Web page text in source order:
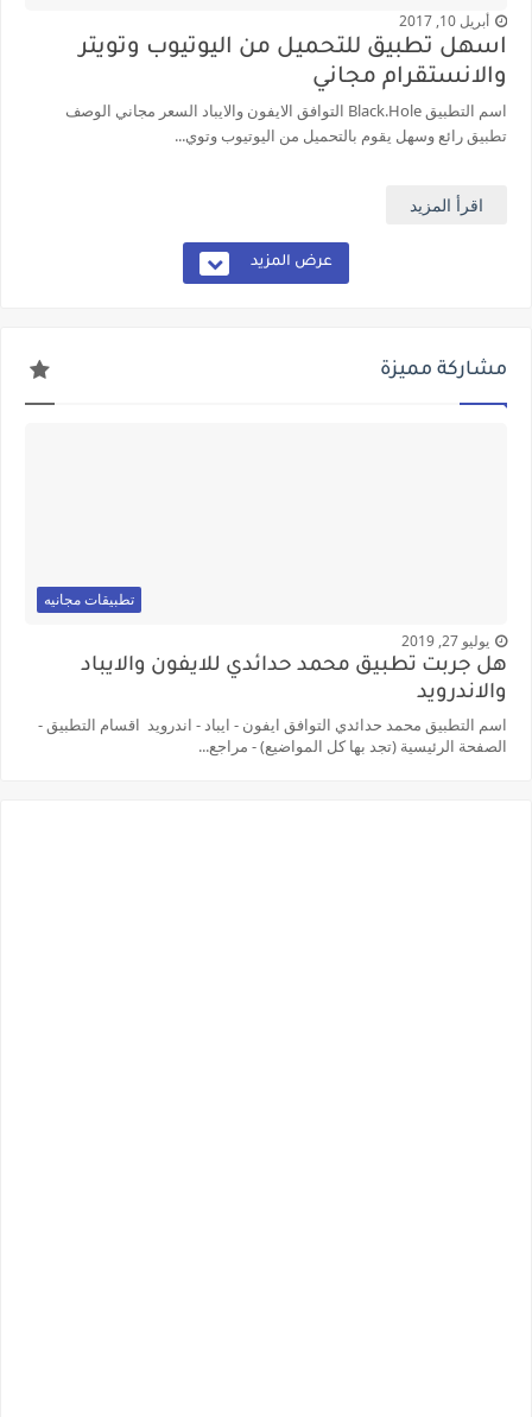
أبريل 10, 2017
اسهل تطبيق للتحميل من اليوتيوب وتويتر
والانستقرام مجاني
اسم التطبيق Black.Hole التوافق الايفون والايباد السعر مجاني الوصف
تطبيق رائع وسهل يقوم بالتحميل من اليوتيوب وتوي...
اقرأ المزيد
عرض المزيد
مشاركة مميزة
تطبيقات مجانيه
يوليو 27, 2019
هل جربت تطبيق محمد حدائدي للايفون والايباد
والاندرويد
اسم التطبيق محمد حدائدي التوافق ايفون - ايباد - اندرويد اقسام التطبيق -
الصفحة الرئيسية (تجد بها كل المواضيع) - مراجع...